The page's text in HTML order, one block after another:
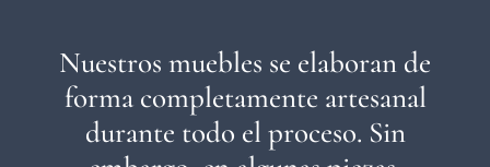
Nuestros muebles se elaboran de
forma completamente artesanal
durante todo el proceso. Sin